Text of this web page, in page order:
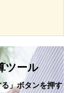
ツール
」ボタンを押す